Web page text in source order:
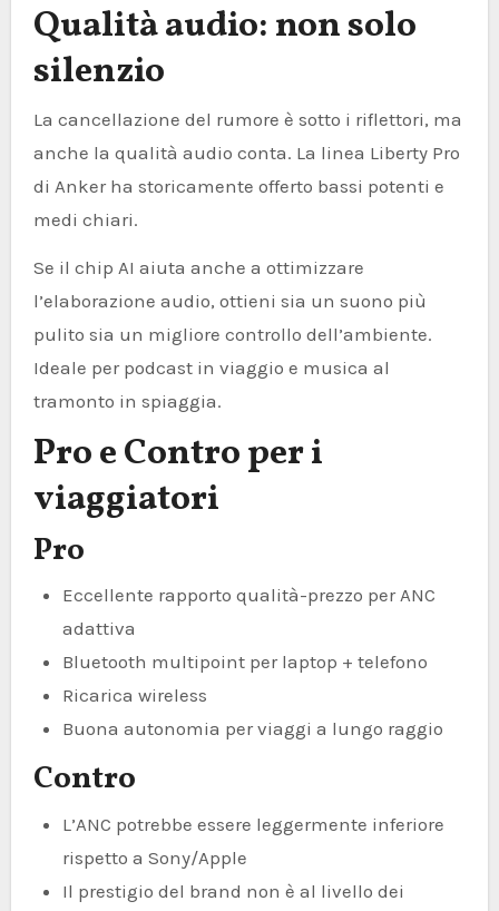
Qualità audio: non solo
silenzio
La cancellazione del rumore è sotto i riflettori, ma
anche la qualità audio conta. La linea Liberty Pro
di Anker ha storicamente offerto bassi potenti e
medi chiari.
Se il chip AI aiuta anche a ottimizzare
l’elaborazione audio, ottieni sia un suono più
pulito sia un migliore controllo dell’ambiente.
Ideale per podcast in viaggio e musica al
tramonto in spiaggia.
Pro e Contro per i
viaggiatori
Pro
Eccellente rapporto qualità-prezzo per ANC
adattiva
Bluetooth multipoint per laptop + telefono
Ricarica wireless
Buona autonomia per viaggi a lungo raggio
Contro
L’ANC potrebbe essere leggermente inferiore
rispetto a Sony/Apple
Il prestigio del brand non è al livello dei